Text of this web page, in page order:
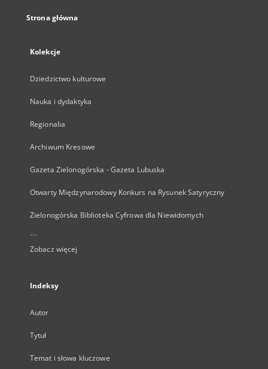
Strona główna
Kolekcje
Dziedzictwo kulturowe
Nauka i dydaktyka
Regionalia
Archiwum Kresowe
Gazeta Zielonogórska - Gazeta Lubuska
Otwarty Międzynarodowy Konkurs na Rysunek Satyryczny
Zielonogórska Biblioteka Cyfrowa dla Niewidomych
...
Zobacz więcej
Indeksy
Autor
Tytuł
Temat i słowa kluczowe